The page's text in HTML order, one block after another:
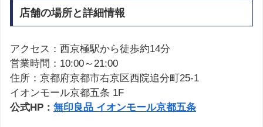
店舗の場所と詳細情報
アクセス：西京極駅から徒歩約14分
営業時間：10:00～21:00
住所：京都府京都市右京区西院追分町25-1
イオンモール京都五条 1F
公式HP： 無印良品 イオンモール京都五条